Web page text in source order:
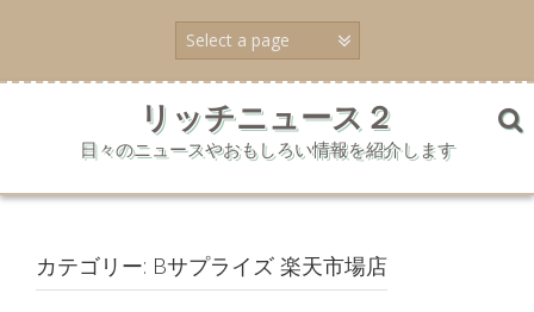
ン
ッ
リッチニュース２
日々のニュースやおもしろい情報を紹介します
カテゴリー: Bサプライズ 楽天市場店